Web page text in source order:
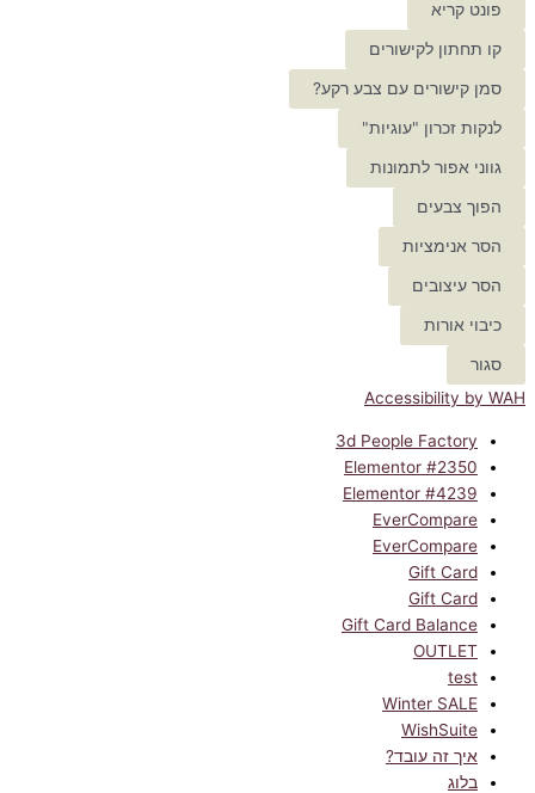
פונט קריא
קו תחתון לקישורים
סמן קישורים עם צבע רקע?
לנקות זכרון "עוגיות"
גווני אפור לתמונות
הפוך צבעים
הסר אנימציות
הסר עיצובים
כיבוי אורות
סגור
Accessibility by WAH
3d People Factory
Elementor #2350
Elementor #4239
EverCompare
EverCompare
Gift Card
Gift Card
Gift Card Balance
OUTLET
test
Winter SALE
WishSuite
איך זה עובד?
בלוג